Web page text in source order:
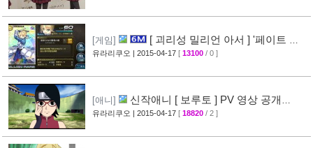
[게임]
[ 괴리성 밀리언 아서 ] '페이트 스
테이 나이트' 제휴 이벤트 정보
유라리쿠오 | 2015-04-17 [ 13100 / 0 ]
[애니]
신작애니 [ 보루토 ] PV 영상 공개
(BORUTO) [68]
유라리쿠오 | 2015-04-17 [ 18820 / 2 ]